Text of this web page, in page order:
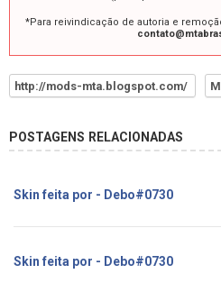
*Para reivindicação de autoria e
http://mods-mta.blogspot.com/
POSTAGENS RELACIONADAS
Skin feita por - Debo#0730
Skin feita por - Debo#0730